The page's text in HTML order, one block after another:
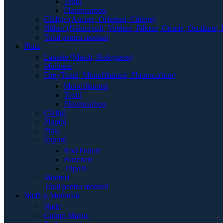
Fluorocarbon
Cârlige (Ancore, Offseturi, Cârlige)
Năluci (Năluci soft, Voblere, Pilkere, Cicade, Oscilante,
Totul pentru monturi
Plută
Lansete (Match, Bolognese)
Mulinete
Fire (Textil, Monofilament, Fluorocarbon)
Monofilament
Textil
Fluorocarbon
Cârlige
Plumbi
Plute
Suporți
Rod Poduri
Buzzbari
Tripozi
Monturi
Totul pentru monturi
Nadă și Momeală
Nade
Cuburi Macuc